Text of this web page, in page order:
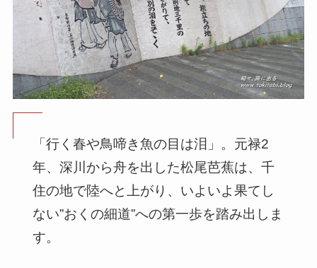
「行く春や鳥啼き魚の目は泪」。元禄2
年、深川から舟を出した松尾芭蕉は、千
住の地で陸へと上がり、いよいよ果てし
ない”おくの細道”への第一歩を踏み出しま
す。